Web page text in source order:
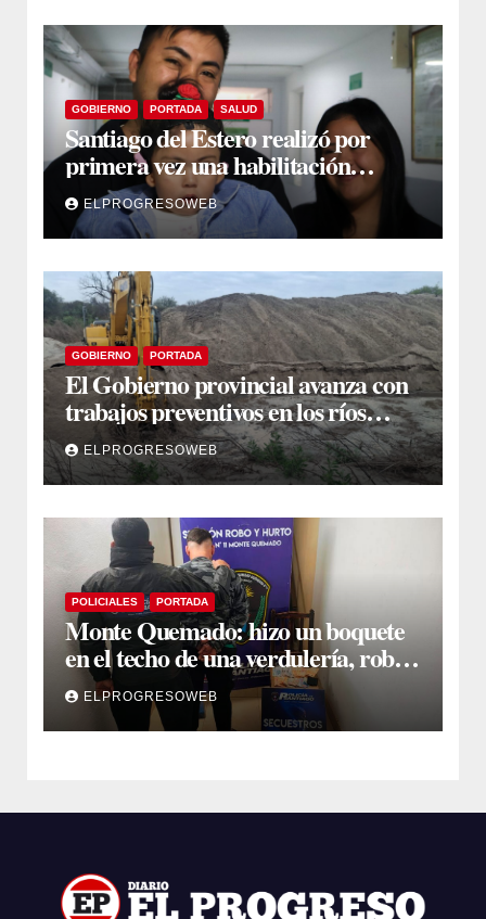
GOBIERNO PORTADA SALUD
Santiago del Estero realizó por
primera vez una habilitación
auditiva con vincha de conducción
óseaELPROGRESOWEB
GOBIERNO PORTADA
El Gobierno provincial avanza con
trabajos preventivos en los ríos
Dulce y Salado y en los Bajos
Submeridionales
ELPROGRESOWEB
POLICIALES PORTADA
Monte Quemado: hizo un boquete
en el techo de una verdulería, robó
$800.000 y cayó tras ser filmado
ELPROGRESOWEB